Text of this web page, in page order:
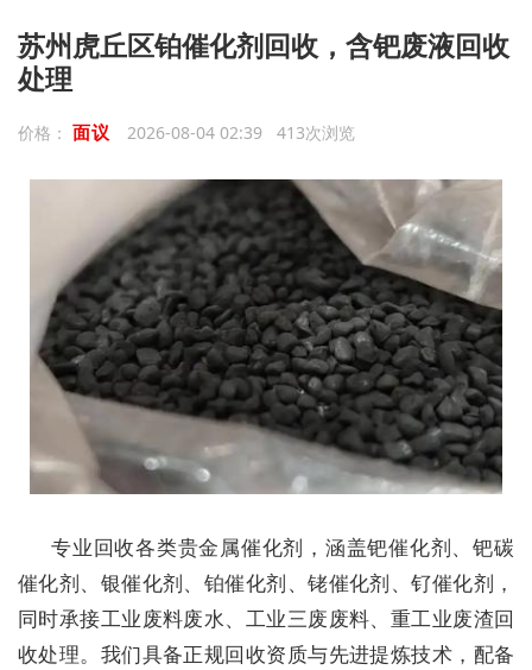
苏州虎丘区铂催化剂回收，含钯废液回收
处理
价格： 面议 2026-08-04 02:39 413次浏览
专业回收各类贵金属催化剂，涵盖钯催化剂、钯碳
催化剂、银催化剂、铂催化剂、铑催化剂、钌催化剂，
同时承接工业废料废水、工业三废废料、重工业废渣回
收处理。我们具备正规回收资质与先进提炼技术，配备